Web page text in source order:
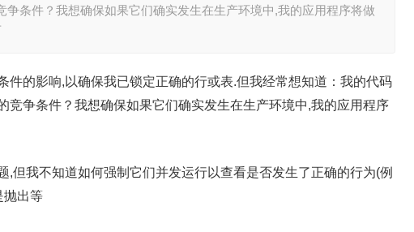
条件？我想确保如果它们确实发生在生产环境中,我的应用程序将做
件的影响,以确保我已锁定正确的行或表.但我经常想知道：我的代码
竞争条件？我想确保如果它们确实发生在生产环境中,我的应用程序
,但我不知道如何强制它们并发运行以查看是否发生了正确的行为(例
抛出等